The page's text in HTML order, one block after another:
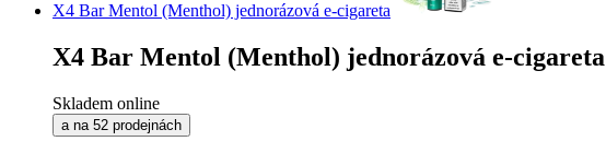
X4 Bar Mentol (Menthol) jednorázová e-cigareta
X4 Bar Mentol (Menthol) jednorázová e-cigareta
Skladem online
a na 52 prodejnách